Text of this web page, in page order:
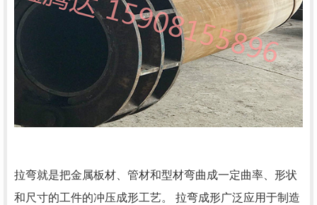
拉弯就是把金属板材、管材和型材弯曲成一定曲率、形状
和尺寸的工件的冲压成形工艺。 拉弯成形广泛应用于制造